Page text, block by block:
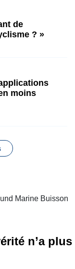
de
? »
moins
n’a plus